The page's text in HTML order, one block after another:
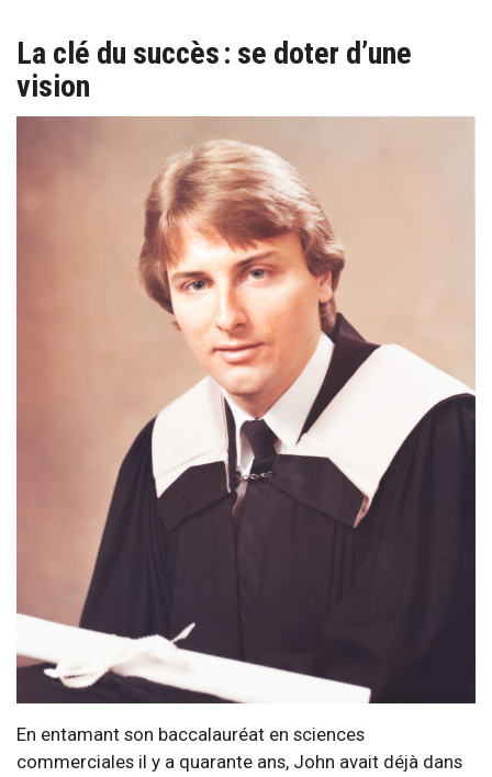
La clé du succès : se doter d’une
vision
En entamant son baccalauréat en sciences
commerciales il y a quarante ans, John avait déjà dans